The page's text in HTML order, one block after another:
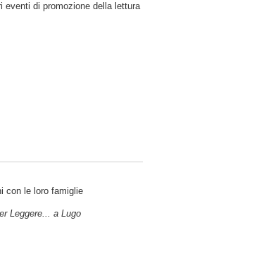
eventi di promozione della lettura
con le loro famiglie
Leggere... a Lugo